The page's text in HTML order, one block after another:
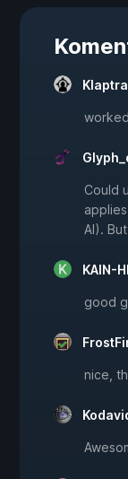
Could
AI).
KAIN-
good
nice,